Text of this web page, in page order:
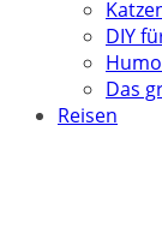
DIY
Das
Reisen